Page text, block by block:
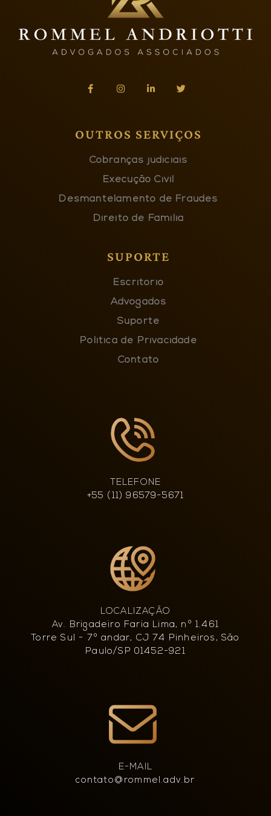
OUTROS SERVIÇOS
Cobranças judiciais
Execução Civil
Desmantelamento de Fraudes
Direito de Família
SUPORTE
Escritório
Advogados
Suporte
Política de Privacidade
Contato
TELEFONE
+55 (11) 96579-5671
LOCALIZAÇÃO
Av. Brigadeiro Faria Lima, nº 1.461
Torre Sul - 7º andar, CJ 74 Pinheiros, São
Paulo/SP 01452-921
E-MAIL
contato@rommel.adv.br